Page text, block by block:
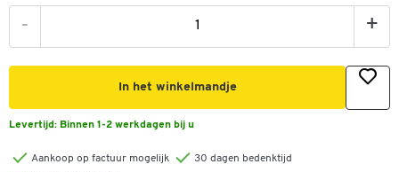
- +
In het winkelmandje
Levertijd: Binnen 1-2 werkdagen bij u
Aankoop op factuur mogelijk
30 dagen bedenktijd